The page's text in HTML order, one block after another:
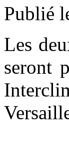
Publié
Les
seront